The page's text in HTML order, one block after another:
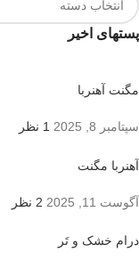
پستهای اخیر
مگنت آهنربا
سپتامبر 8, 2025 1 نظر
آهنربا مگنت
آگوست 11, 2025 2 نظر
درام خشک و تَر